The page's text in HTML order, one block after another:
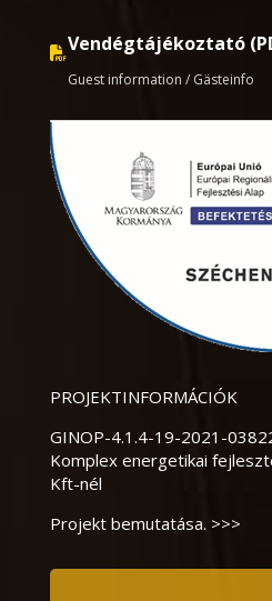
Vendégtájékoztató
Guest information / Gästeinfo
PROJEKTINFORMÁCIÓK
GINOP-4.1.4-19-2021-
Komplex energetikai
Kft-nél
Projekt bemutatása. >>>